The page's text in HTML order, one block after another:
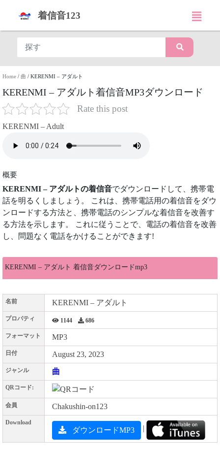
着信音123
Home / 曲 / KERENMI – アダルト
KERENMI – アダルト着信音MP3ダウンロード
Rate this post
KERENMI – Adult
概要
KERENMI – アダルトの着信音でダウンロードして、携帯電
話を明るくしましょう。 これは、携帯電話用の着信音をダウ
ンロードする方法と、携帯電話のシンプルな着信音を改善す
る方法を示します。 これに従うことで、電話の着信音を改善
し、問題なく電話をかけることができます!
KERENMI – アダルト 着信音ダウンロードmp3
名前 KERENMI – アダルト
プロパティ 1144 686
フォーマット MP3
日付 August 23, 2023
ジャンル 曲
QRコード:
会員 Chakushin-on123
Download
ダウンロードMP3 |